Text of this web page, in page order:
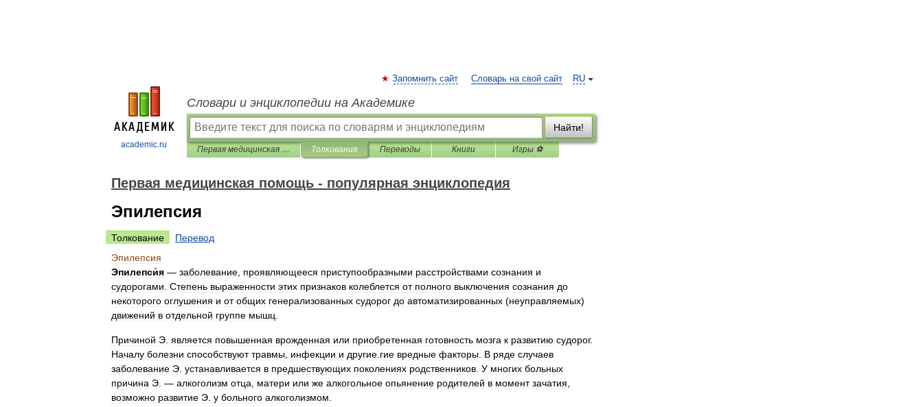
academic.ru
RU
Запомнить сайт Словарь на свой сайт
Словари и энциклопедии на Академике
Найти!
Первая медицинская помощь - популярная энциклопедия Толкования Переводы Книги Игры ⚽
Первая медицинская помощь - популярная энциклопедия
Эпилепсия
Толкование
Перевод
Эпилепсия
Эпилепси́я — заболевание проявляющееся приступообразными расстройствами сознания и
судорогами Степень выраженности этих признаков колеблется от полного выключения сознания до
некоторого оглушения и от общих генерализованных судорог до автоматизированных (неуправляемых)
движений в отдельной группе мышц
Причиной Э является повышенная врожденная или приобретенная готовность мозга к развитию судорог.
Началу болезни способствуют травмы инфекции и другие гие вредные факторы В ряде случаев
заболевание Э устанавливается в предшествующих поколениях родственников У многих больных
причина Э . — алкоголизм отца матери или же алкогольное опьянение родителей в момент зачатия
возможно развитие Э у больного алкоголизмом